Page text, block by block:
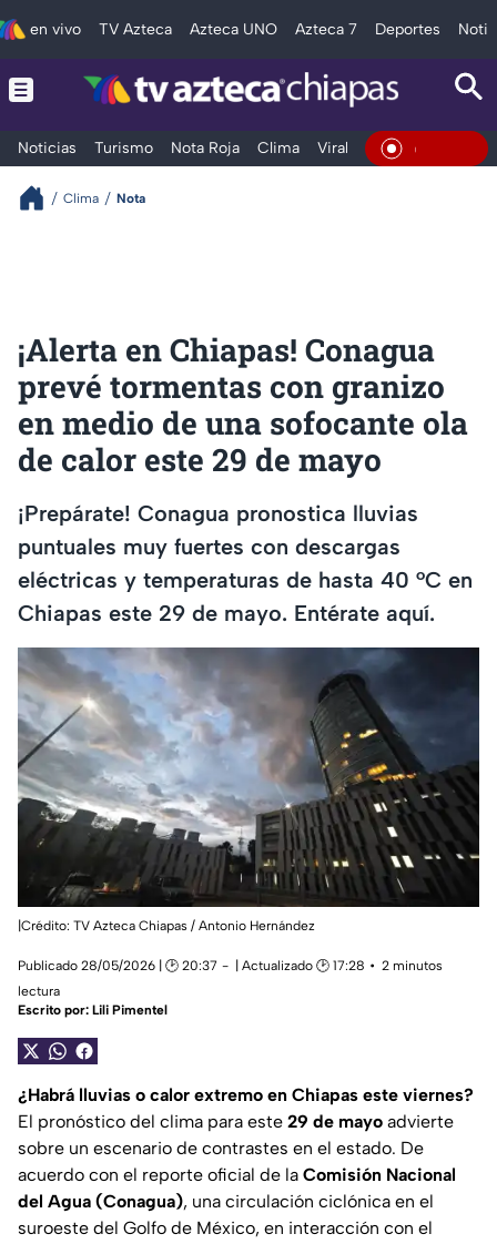
en vivo TV Azteca Azteca UNO Azteca 7 Deportes
Noticias Turismo Nota Roja Clima Viral y Tendencia En Vivo
Clima Nota
¡Alerta en Chiapas! Conagua
prevé tormentas con granizo
en medio de una sofocante ola
de calor este 29 de mayo
¡Prepárate! Conagua pronostica lluvias
puntuales muy fuertes con descargas
eléctricas y temperaturas de hasta 40 °C en
Chiapas este 29 de mayo. Entérate aquí.
|Crédito: TV Azteca Chiapas / Antonio Hernández
Publicado 28/05/2026 | 🕑 20:37 | Actualizado 🕑 17:28
2 minutos
lectura
Escrito por: Lili Pimentel
¿Habrá lluvias o calor extremo en Chiapas este viernes?
El pronóstico del clima para este 29 de mayo advierte
sobre un escenario de contrastes en el estado. De
acuerdo con el reporte oficial de la Comisión Nacional
del Agua (Conagua), una circulación ciclónica en el
suroeste del Golfo de México, en interacción con el